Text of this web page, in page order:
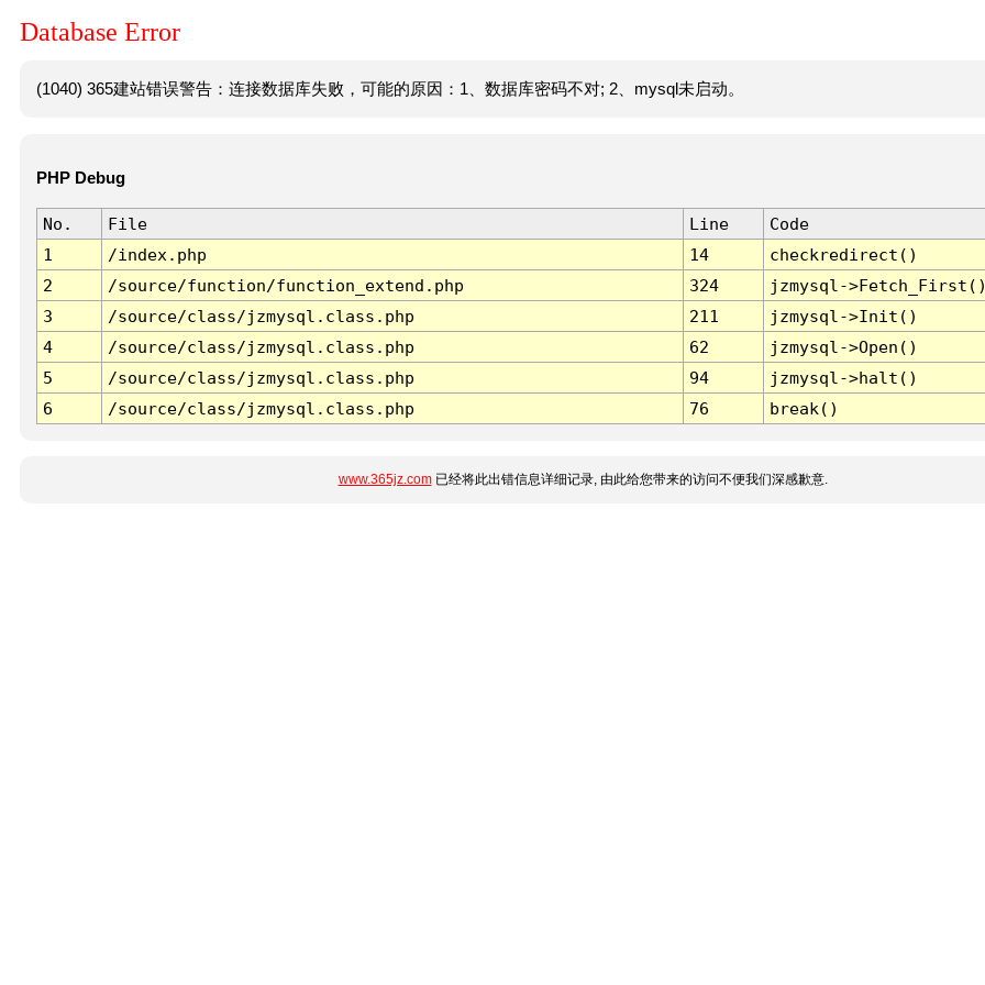
Database Error
(1040) 365建站错误警告：连接数据库失败，可能的原因：1、数据库密码不对; 2、mysql未启动。
PHP Debug
No. File Line
Code
1
/index.php 14
checkredirect()
2
/source/function/function_extend.php 324
jzmysql-
3
/source/class/jzmysql.class.php 211
jzmysql->Init()
4
/source/class/jzmysql.class.php 62
jzmysql->Open()
5
/source/class/jzmysql.class.php 94
jzmysql->halt()
6
/source/class/jzmysql.class.php 76 break()
www.365jz.com已经将此出错信息详细记录, 由此给您带来的访问不便我们深感歉意.